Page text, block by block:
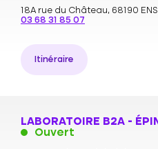
18A rue du Château, 68190
03 68 31 85 07
Itinéraire
LABORATOIRE B2A -
Ouvert